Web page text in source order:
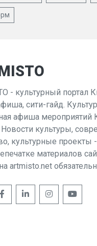
- культурный портал
сити-гайд.
афиша мероприятий
культуры,
культурные проекты
материалов
artmisto.net